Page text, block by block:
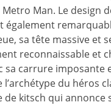
Man. Le design
également
sa tête massive et
reconnaissable et
sa carrure imposante
du héros
de kitsch qui annonce